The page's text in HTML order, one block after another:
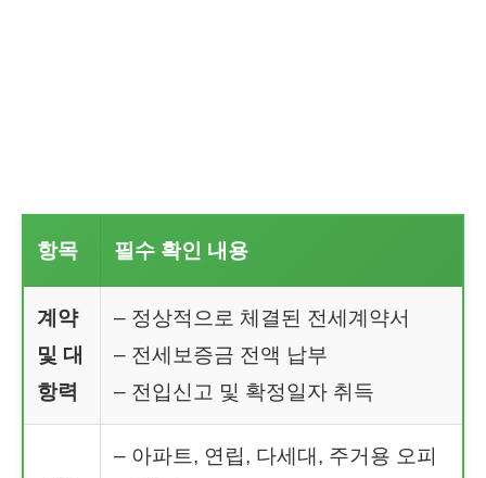
항목 필수 확인 내용
계약
및 대
항력
– 정상적으로 체결된 전세계약서
– 전세보증금 전액 납부
– 전입신고 및 확정일자 취득
– 아파트, 연립, 다세대, 주거용 오피